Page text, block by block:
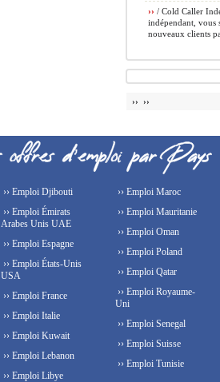
›› / Cold Caller
indépendant, vous
nouveaux clients
›› ››
›› Emploi Djibouti
›› Emploi Émirats
Arabes Unis UAE
›› Emploi Espagne
›› Emploi États-Unis
USA
›› Emploi France
›› Emploi Italie
›› Emploi Kuwait
›› Emploi Lebanon
›› Emploi Libye
›› Emploi Maroc
›› Emploi Mauritanie
›› Emploi Oman
›› Emploi Poland
›› Emploi Qatar
›› Emploi Royaume-
Uni
›› Emploi Senegal
›› Emploi Suisse
›› Emploi Tunisie